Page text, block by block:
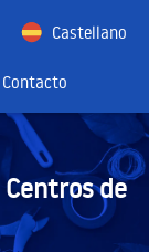
Castellano
Contacto
Centros de